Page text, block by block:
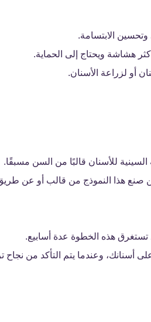
الابتسامة.
هشاشة ويحتاج إلى الحماية.
أو لزراعة الأسنان.
للأسنان قالبًا من السن مسبقًا.
صنع هذا النموذج من قالب أو عن
تستغرق هذه الخطوة عدة أسابيع.
أسنانك، وعندما يتم التأكد من نجاح